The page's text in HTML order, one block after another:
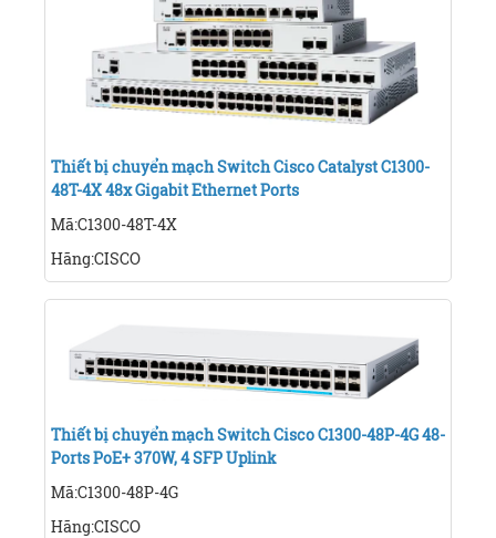
Thiết bị chuyển mạch Switch Cisco Catalyst C1300-
48T-4X 48x Gigabit Ethernet Ports
Mã:C1300-48T-4X
Hãng:CISCO
Thiết bị chuyển mạch Switch Cisco C1300-48P-4G 48-
Ports PoE+ 370W, 4 SFP Uplink
Mã:C1300-48P-4G
Hãng:CISCO